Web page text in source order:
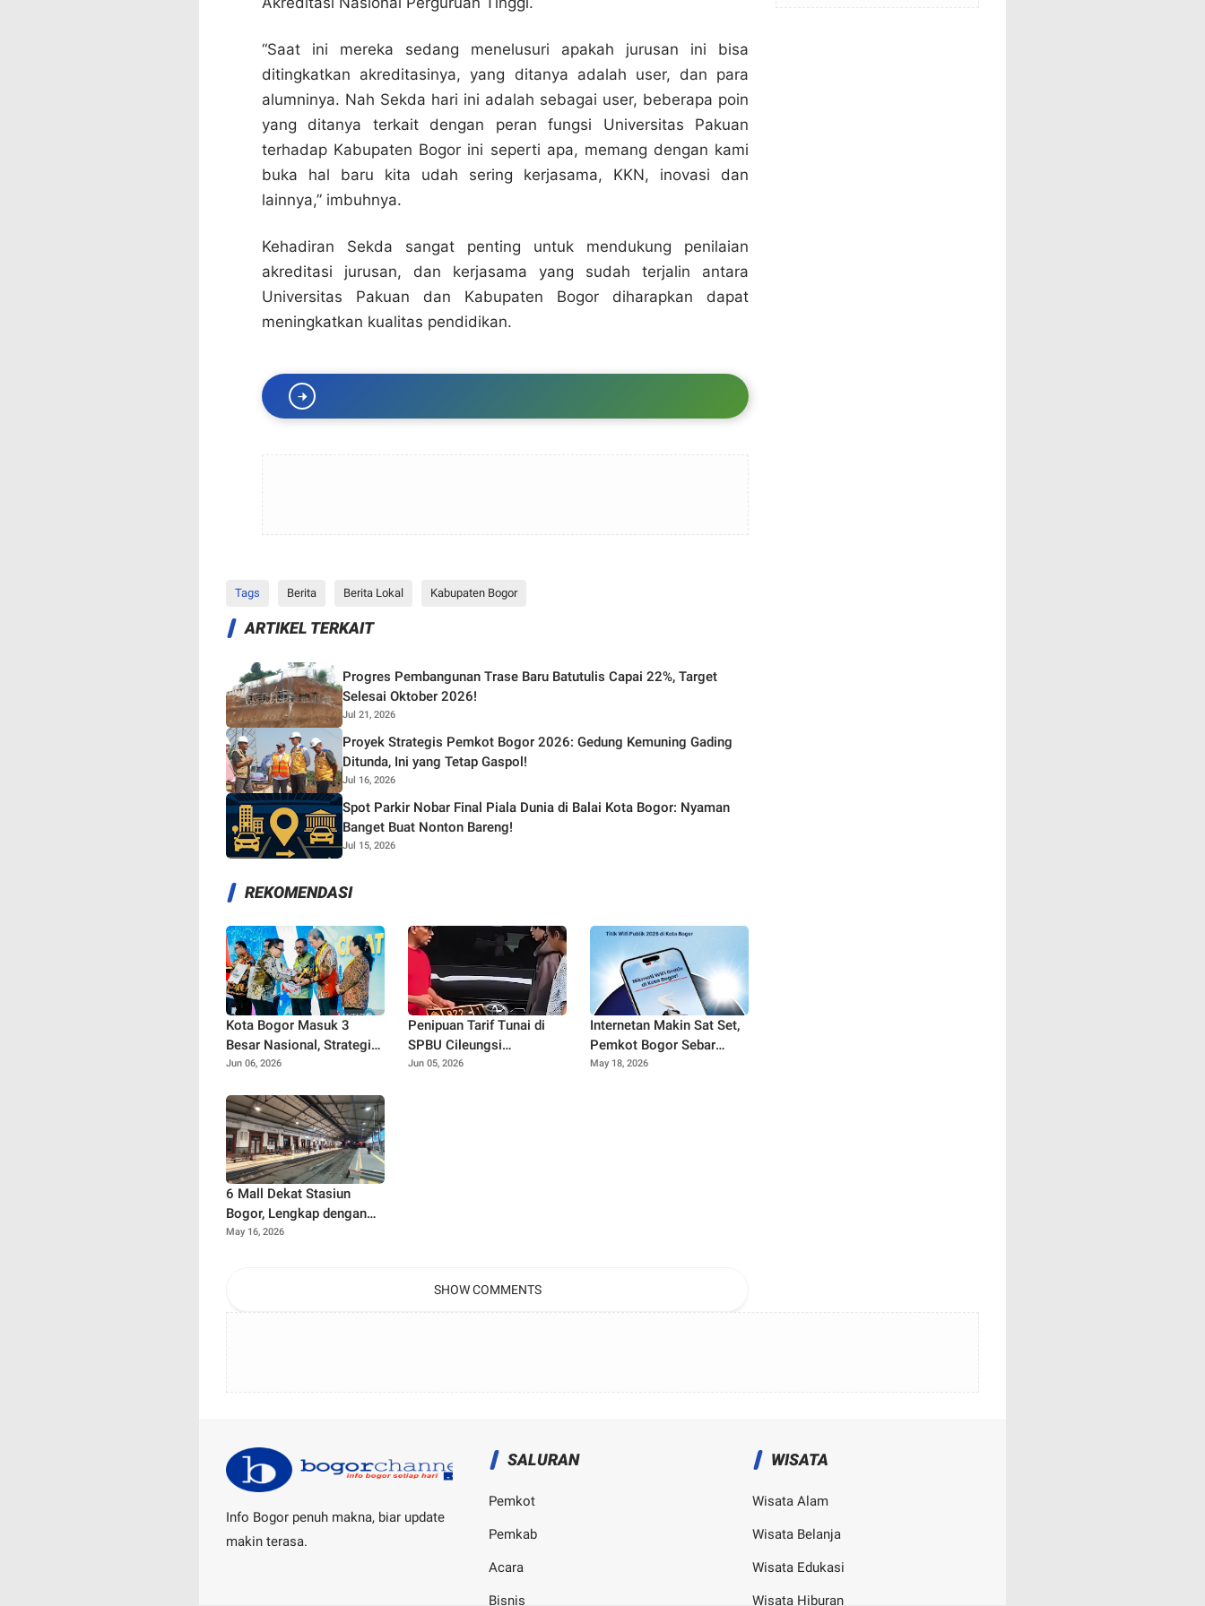
Dukungan Sekda Bogor dalam Penilaian Akreditasi
Jurusan Universitas Pakuan
Bogor Channel
Bagikan ke media lain
“Saat ini mereka sedang menelusuri apakah jurusan ini bisa
ditingkatkan akreditasinya, yang ditanya adalah user, dan para
alumninya. Nah Sekda hari ini adalah sebagai user, beberapa poin
yang ditanya terkait dengan peran fungsi Universitas Pakuan
terhadap Kabupaten Bogor ini seperti apa, memang dengan kami
buka hal baru kita udah sering kerjasama, KKN, inovasi dan
lainnya,” imbuhnya.
Kehadiran Sekda sangat penting untuk mendukung penilaian
akreditasi jurusan, dan kerjasama yang sudah terjalin antara
Universitas Pakuan dan Kabupaten Bogor diharapkan dapat
meningkatkan kualitas pendidikan.
Tags Berita Berita Lokal Kabupaten Bogor
Dukungan Sekda Bogor dalam Penilaian Akreditasi
Jurusan Universitas Pakuan
Bogor Channel
Bagikan ke media lain
ARTIKEL TERKAIT
Progres Pembangunan Trase Baru Batutulis Capai 22%, Target
Selesai Oktober 2026!
Jul 21, 2026
Proyek Strategis Pemkot Bogor 2026: Gedung Kemuning Gading
Ditunda, Ini yang Tetap Gaspol!
Jul 16, 2026
Spot Parkir Nobar Final Piala Dunia di Balai Kota Bogor: Nyaman
Banget Buat Nonton Bareng!
Jul 15, 2026
REKOMENDASI
Kota Bogor Masuk 3
Besar Nasional, Strategi
Creative Financing
Kemendagri
Jun 06, 2026
Penipuan Tarif Tunai di
SPBU Cileungsi
Terbongkar, Pelaku
Jun 05, 2026
Internetan Makin Sat Set,
Pemkot Bogor Sebar
Puluhan Titik Wifi Gratis
May 18, 2026
6 Mall Dekat Stasiun
Bogor, Lengkap dengan
Alamat, Rating, dan Link
May 16, 2026
SHOW COMMENTS
Info Bogor penuh makna, biar update
makin terasa.
SALURAN
Pemkot
Pemkab
Acara
Bisnis
WISATA
Wisata Alam
Wisata Belanja
Wisata Edukasi
Wisata Hiburan